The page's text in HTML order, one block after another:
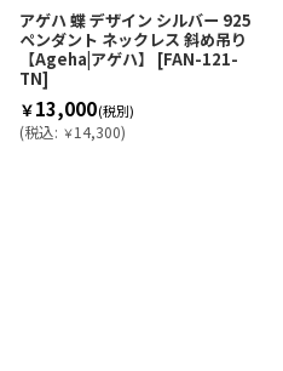
アゲハ 蝶 デザイン シルバー 925
ペンダント ネックレス 斜め吊り
【Ageha|アゲハ】
[FAN-121-
TN]
￥13,000(税別)
(税込: ￥14,300)